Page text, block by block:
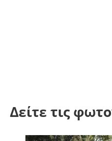
Δείτε τις